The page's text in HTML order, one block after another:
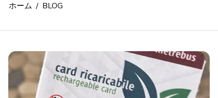
ホーム BLOG